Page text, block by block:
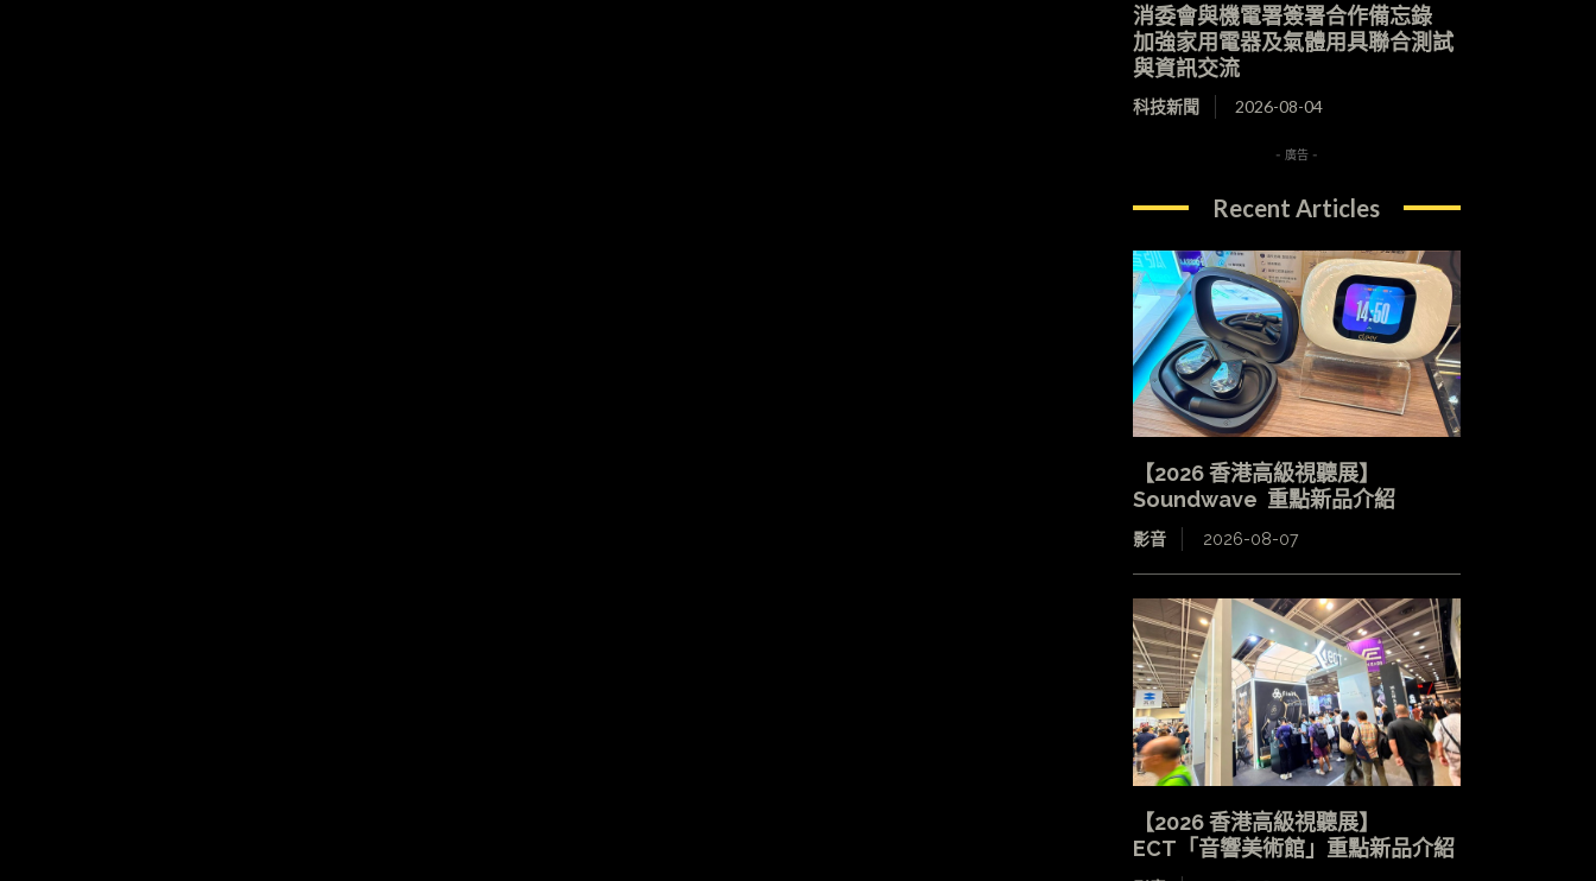
消委會與機電署簽署合作備忘錄
加強家用電器及氣體用具聯合測試
與資訊交流
科技新聞 2026-08-04
- 廣告 -
Recent Articles
【2026 香港高級視聽展】
Soundwave 重點新品介紹
影音 2026-08-07
【2026 香港高級視聽展】
ECT「音響美術館」重點新品介紹